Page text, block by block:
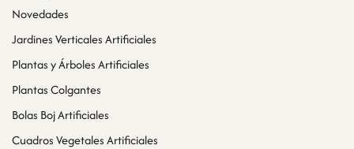
Novedades
Jardines Verticales Artificiales
Plantas y Árboles Artificiales
Plantas Colgantes
Bolas Boj Artificiales
Cuadros Vegetales Artificiales